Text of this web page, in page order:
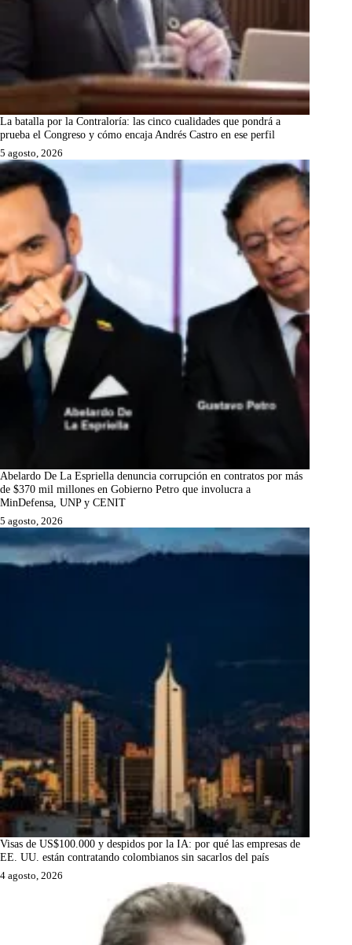
La batalla por la Contraloría: las cinco cualidades que pondrá a
prueba el Congreso y cómo encaja Andrés Castro en ese perfil
5 agosto, 2026
Abelardo De La Espriella denuncia corrupción en contratos por más
de $370 mil millones en Gobierno Petro que involucra a
MinDefensa, UNP y CENIT
5 agosto, 2026
Visas de US$100.000 y despidos por la IA: por qué las empresas de
EE. UU. están contratando colombianos sin sacarlos del país
4 agosto, 2026